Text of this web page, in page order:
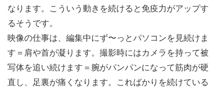
なります。こういう動きを続けると免疫力がアップす
るそうです。
映像の仕事は、編集中にず〜っとパソコンを見続けま
す＝肩や首が凝ります。撮影時にはカメラを持って被
写体を追い続けます＝腕がパンパンになって筋肉が硬
直し、足裏が痛くなります。こればかりを続けている